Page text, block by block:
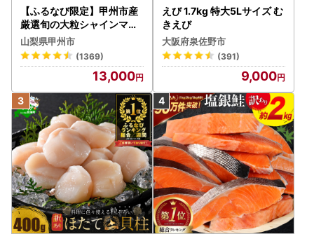
【ふるなび限定】甲州市産
厳選旬の大粒シャインマス
カット 約1.3kg 2～3房【2
026年発送】（MG）B12-
472 FN-Limited-VO シャ
インマスカット フルーツ
山梨県甲州市
(1369)
13,000
えび 1.7kg 特大5Lサイズ む
きえび
大阪府泉佐野市
(391)
9,000